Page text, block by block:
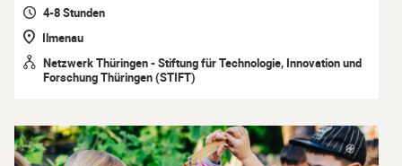
4-8 Stunden
Ilmenau
Netzwerk Thüringen - Stiftung für Technologie, Innovation und
Forschung Thüringen (STIFT)